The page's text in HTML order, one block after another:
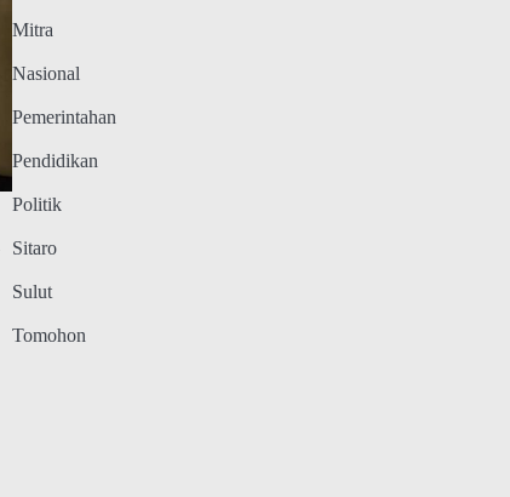
Mitra
Nasional
Pemerintahan
Pendidikan
Politik
Sitaro
Sulut
Tomohon